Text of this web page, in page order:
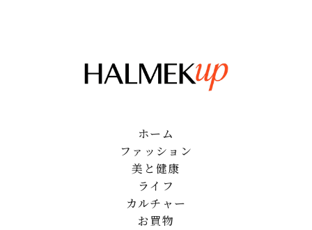
ホーム
ファッション
美と健康
ライフ
カルチャー
お買物